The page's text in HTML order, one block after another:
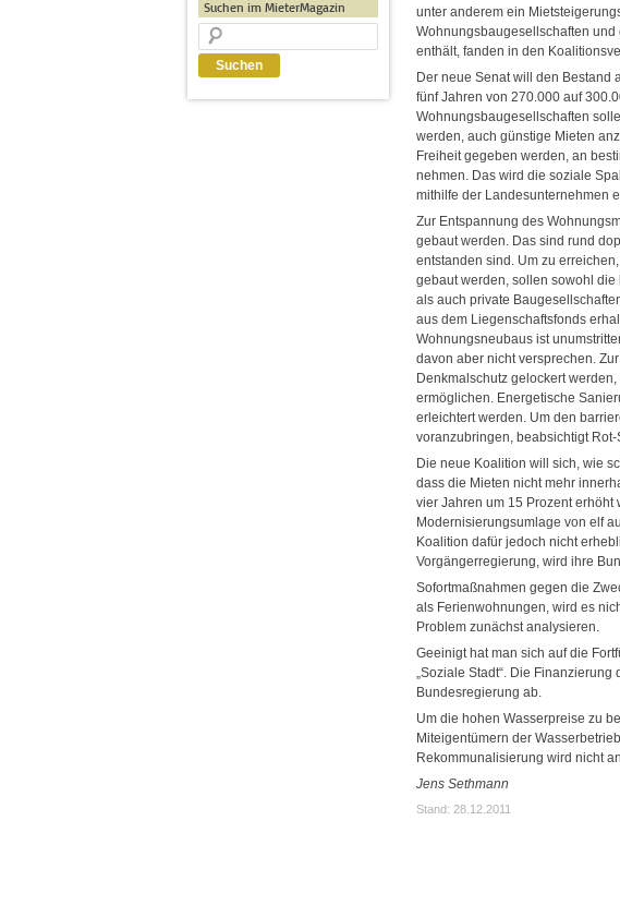
unter anderem ein
Wohnungsbaugesellschaften
enthält, fanden in den
Der neue Senat will den Bestand
fünf Jahren von 270.000 auf
Wohnungsbaugesellschaften
werden, auch günstige Mieten
Freiheit gegeben werden, an
nehmen. Das wird die soziale
mithilfe der Landesunternehmen
Zur Entspannung des
gebaut werden. Das sind rund
entstanden sind. Um zu
gebaut werden, sollen sowohl
als auch private
aus dem Liegenschaftsfonds
Wohnungsneubaus ist
davon aber nicht versprechen.
Denkmalschutz gelockert
ermöglichen. Energetische
erleichtert werden. Um den
voranzubringen, beabsichtigt
Die neue Koalition will sich, wie
dass die Mieten nicht mehr
vier Jahren um 15 Prozent erhöht
Modernisierungsumlage von elf
Koalition dafür jedoch nicht
Vorgängerregierung, wird ihre
Sofortmaßnahmen gegen die
als Ferienwohnungen, wird es
Problem zunächst analysieren.
Geeinigt hat man sich auf die
„Soziale Stadt“. Die
Bundesregierung ab.
Um die hohen Wasserpreise zu
Miteigentümern der
Rekommunalisierung wird nicht
Jens Sethmann
Stand: 28.12.2011
Suchen im MieterMagazin